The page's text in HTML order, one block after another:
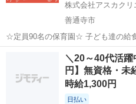
株式会社アスカクリ
善通寺市
☆定員90名の保育園☆ 子ども達の給食を作っ
を募集しています！ *-*-*-*-*-*-*-*-*-*-*-*-*-*-*-*-*-* 《
～5歳までの乳幼児の 調理業務をお...
キッチン
＼20～40代活
円】無資格・
時給1,300円
日払い